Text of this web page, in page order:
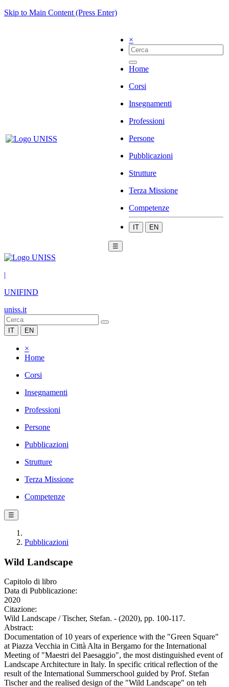
Skip to Main Content (Press Enter)
×
Home
Corsi
Insegnamenti
Professioni
Persone
Pubblicazioni
Strutture
Terza Missione
Competenze
IT EN
☰
|
UNIFIND
uniss.it
IT EN
×
Home
Corsi
Insegnamenti
Professioni
Persone
Pubblicazioni
Strutture
Terza Missione
Competenze
☰
Pubblicazioni
Wild Landscape
Capitolo di libro
Data di Pubblicazione:
2020
Citazione:
Wild Landscape / Tischer, Stefan. - (2020), pp. 100-117.
Abstract:
Documentation of 10 years of experience with the "Green Square"
at Piazza Vecchia in Città Alta in Bergamo for the International
Meeting of "Maestri del Paesaggio", the most distinguished event of
Landscape Architecture in Italy. In specific critical reflection of the
result of the International Summerschool guided by Prof. Stefan
Tischer and the realised design of the "Wild Landscape" on teh